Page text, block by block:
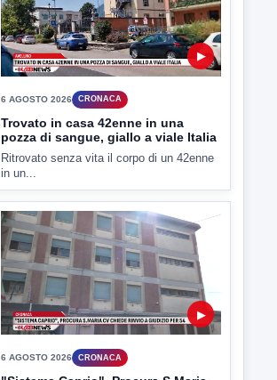
Trovato in casa 42enne in una
pozza di sangue, giallo a viale Italia
Ritrovato senza vita il corpo di un 42enne
in un...
▶
6 AGOSTO 2026 CRONACA
"Sistema Caprio", Procura S.Maria
CV chiede rinvio a giudizio per 54
La Procura della Repubblica di Santa
Capua Vetere chiude le...